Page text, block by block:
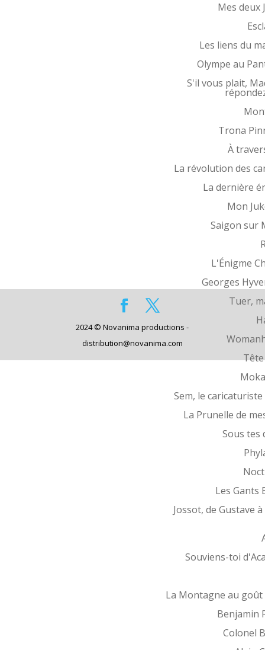
Mes deux
Les liens du
Olympe au
S'il vous plait,
Trona
À
La révolution des
La dernière
Mon
Saigon sur
L'Énigme
Georges
Tuer,
Sem, le
La Prunelle de
Sous tes
Les Gants
Jossot, de Gustave
Souviens-toi
La Montagne au goût
Benjamin
Colonel
2024 © Novanima productions -
distribution@novanima.com